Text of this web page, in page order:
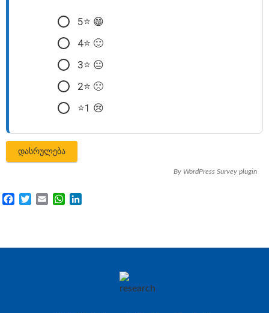
5⭐️ 😁
4⭐️ 🙂
3⭐️ 😐
2⭐️ 🙁
⭐️1 😢
By WordPress Survey plugin
FacebookTwitter
Email WhatsApp